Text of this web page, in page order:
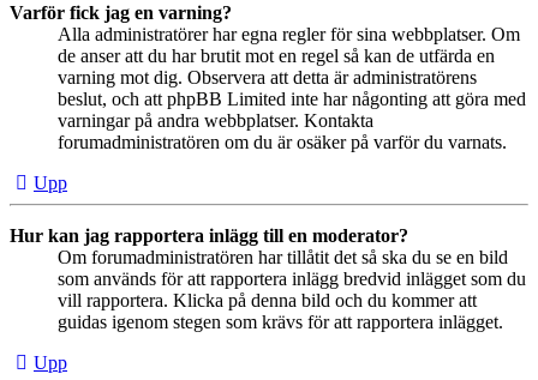
Varför fick jag en varning?
Alla administratörer har egna regler för sina webbplatser. Om
de anser att du har brutit mot en regel så kan de utfärda en
varning mot dig. Observera att detta är administratörens
beslut, och att phpBB Limited inte har någonting att göra med
varningar på andra webbplatser. Kontakta
forumadministratören om du är osäker på varför du varnats.
Upp
Hur kan jag rapportera inlägg till en moderator?
Om forumadministratören har tillåtit det så ska du se en bild
som används för att rapportera inlägg bredvid inlägget som du
vill rapportera. Klicka på denna bild och du kommer att
guidas igenom stegen som krävs för att rapportera inlägget.
Upp